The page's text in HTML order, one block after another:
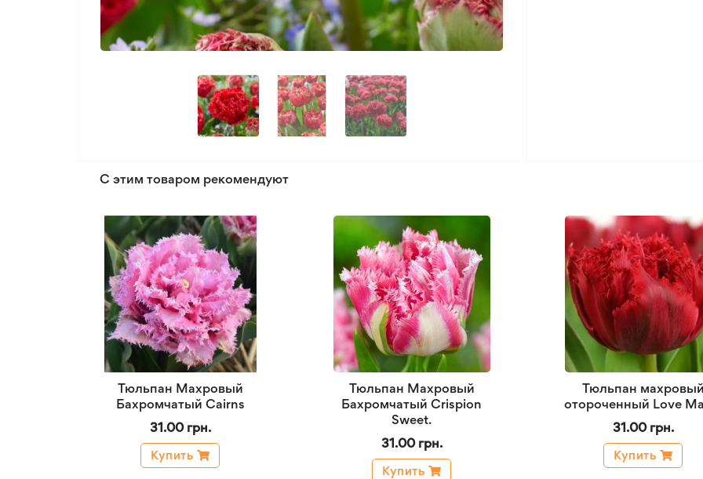
С этим товаром рекомендуют
Тюльпан Махровый
Бахромчатый Cairns
31.00 грн.
Купить
Тюльпан Махровый
Бахромчатый Crispion
Sweet.
31.00 грн.
Купить
Тюльпан махровый
отороченный Love
31.00 грн.
Купить